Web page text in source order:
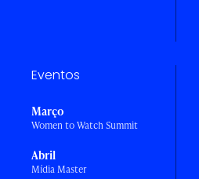
Eventos
Março
Women to Watch Summit
Abril
Mídia Master